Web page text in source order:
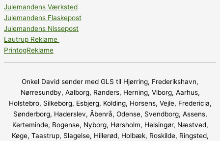
Julemandens Værksted
Julemandens Flaskepost
Julemandens Nissepost
Lautrup Reklame
PrintogReklame
Onkel David sender med GLS til Hjørring, Frederikshavn,
Nørresundby, Aalborg, Randers, Herning, Viborg, Aarhus,
Holstebro, Silkeborg, Esbjerg, Kolding, Horsens, Vejle, Fredericia,
Sønderborg, Haderslev, Åbenrå, Odense, Svendborg, Assens,
Kerteminde, Bogense, Nyborg, Hørsholm, Helsingør, Næstved,
Køge, Taastrup, Slagelse, Hillerød, Holbæk, Roskilde, Ringsted,